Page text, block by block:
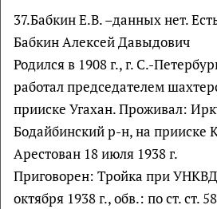
37.Бабкин Е.В. –данных нет.
Бабкин Алексей Давыдович
Родился в 1908 г., г. С.-
работал председателем
прииске Угахан. Проживал:
Бодайбинский р-н, на прииске
Арестован 18 июля 1938 г.
Приговорен: Тройка при
октября 1938 г., обв.: по ст. ст.